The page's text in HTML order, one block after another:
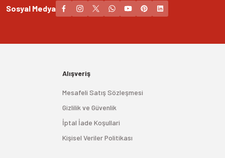
Sosyal Medya
Alışveriş
Mesafeli Satış Sözleşmesi
Gizlilik ve Güvenlik
İptal İade Koşullari
Kişisel Veriler Politikası